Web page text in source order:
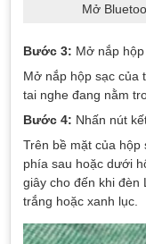
Mở
Bước 3: Mở nắp
Mở nắp hộp sạc của
tai nghe đang nằm
Bước 4: Nhấn nút
Trên bề mặt của
phía sau hoặc dưới
giây cho đến khi đèn
trắng hoặc xanh lục.